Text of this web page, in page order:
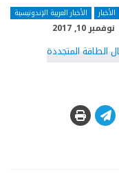
الأخبار الأخبار العربية الإندونيسية
نوفمبر 10, 2017